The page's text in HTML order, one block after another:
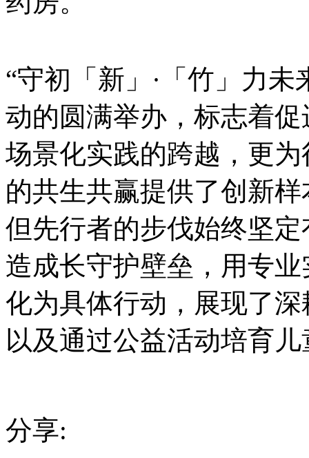
“守初「新」·「竹」力
动的圆满举办，标志着
场景化实践的跨越，更
的共生共赢提供了创新
但先行者的步伐始终坚
造成长守护壁垒，用专
化为具体行动，展现了
以及通过公益活动培育
分享: